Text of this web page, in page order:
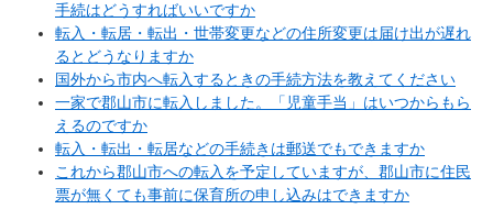
手続はどうすればいいですか
転入・転居・転出・世帯変更などの住所変更は届け出が遅れ
るとどうなりますか
国外から市内へ転入するときの手続方法を教えてください
一家で郡山市に転入しました。「児童手当」はいつからもら
えるのですか
転入・転出・転居などの手続きは郵送でもできますか
これから郡山市への転入を予定していますが、郡山市に住民
票が無くても事前に保育所の申し込みはできますか